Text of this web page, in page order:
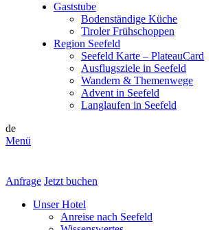
Gaststube
Bodenständige Küche
Tiroler Frühschoppen
Region Seefeld
Seefeld Karte – PlateauCard
Ausflugsziele in Seefeld
Wandern & Themenwege
Advent in Seefeld
Langlaufen in Seefeld
de
Menü
Anfrage Jetzt buchen
Unser Hotel
Anreise nach Seefeld